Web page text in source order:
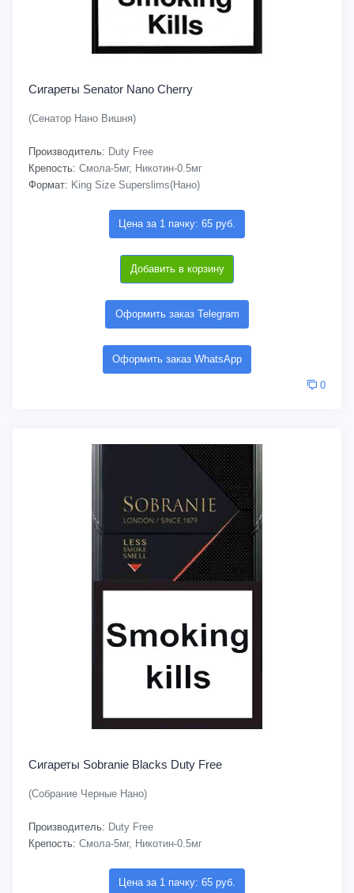
Сигареты Senator Nano Cherry
(Сенатор Нано Вишня)
Производитель: Duty Free
Крепость: Смола-5мг, Никотин-0.5мг
Формат: King Size Superslims(Нано)
Цена за 1 пачку: 65 руб.
Добавить в корзину
Оформить заказ Telegram
Оформить заказ WhatsApp
0
Сигареты Sobranie Blacks Duty Free
(Собрание Черные Нано)
Производитель: Duty Free
Крепость: Смола-5мг, Никотин-0.5мг
Цена за 1 пачку: 65 руб.